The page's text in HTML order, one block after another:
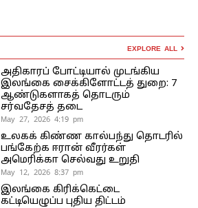
EXPLORE ALL
அதிகாரப் போட்டியால் முடங்கிய
இலங்கை சைக்கிளோட்டத் துறை: 7
ஆண்டுகளாகத் தொடரும்
சர்வதேசத் தடை
May 27, 2026 4:19 pm
உலகக் கிண்ண கால்பந்து தொடரில்
பங்கேற்க ஈரான் வீரர்கள்
அமெரிக்கா செல்வது உறுதி
May 12, 2026 8:37 pm
இலங்கை கிரிக்கெட்டை
கட்டியெழுப்ப புதிய திட்டம்